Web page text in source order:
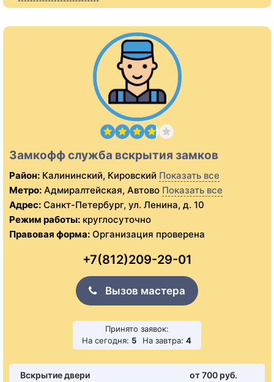
Замкофф служба вскрытия замков
Район: Калининский, Кировский Показать все
Метро: Адмиралтейская, Автово Показать все
Адрес: Санкт-Петербург, ул. Ленина, д. 10
Режим работы: круглосуточно
Правовая форма: Организация проверена
+7(812)209-29-01
Вызов мастера
Принято заявок:
На сегодня: 5 На завтра: 4
Вскрытие двери от 700 pуб.